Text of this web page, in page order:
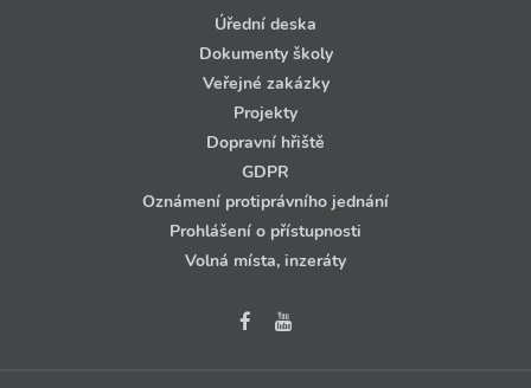
Úřední deska
Dokumenty školy
Veřejné zakázky
Projekty
Dopravní hřiště
GDPR
Oznámení protiprávního jednání
Prohlášení o přístupnosti
Volná místa, inzeráty